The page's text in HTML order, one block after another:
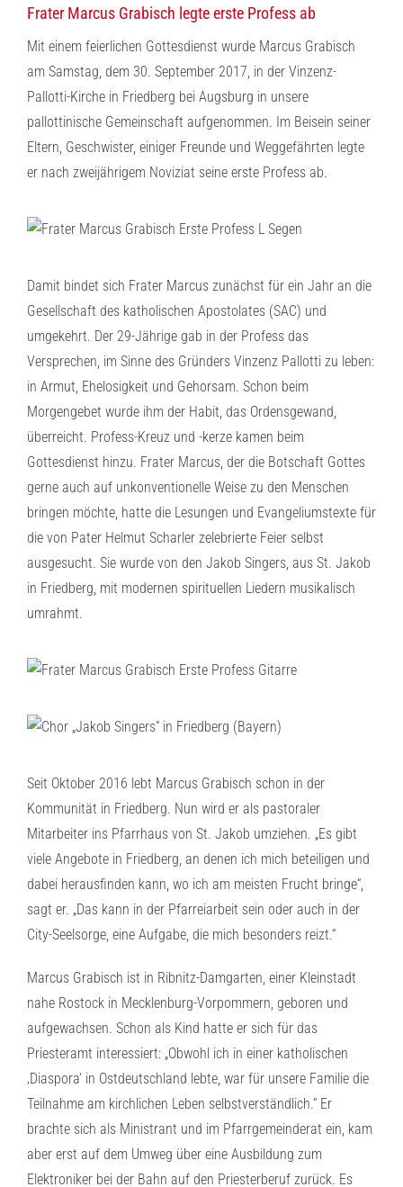
Frater Marcus Grabisch legte erste Profess ab
Mit einem feierlichen Gottesdienst wurde Marcus Grabisch
am Samstag, dem 30. September 2017, in der Vinzenz-
Pallotti-Kirche in Friedberg bei Augsburg in unsere
pallottinische Gemeinschaft aufgenommen. Im Beisein seiner
Eltern, Geschwister, einiger Freunde und Weggefährten legte
er nach zweijährigem Noviziat seine erste Profess ab.
Damit bindet sich Frater Marcus zunächst für ein Jahr an die
Gesellschaft des katholischen Apostolates (SAC) und
umgekehrt. Der 29-Jährige gab in der Profess das
Versprechen, im Sinne des Gründers Vinzenz Pallotti zu leben:
in Armut, Ehelosigkeit und Gehorsam. Schon beim
Morgengebet wurde ihm der Habit, das Ordensgewand,
überreicht. Profess-Kreuz und -kerze kamen beim
Gottesdienst hinzu. Frater Marcus, der die Botschaft Gottes
gerne auch auf unkonventionelle Weise zu den Menschen
bringen möchte, hatte die Lesungen und Evangeliumstexte für
die von Pater Helmut Scharler zelebrierte Feier selbst
ausgesucht. Sie wurde von den Jakob Singers, aus St. Jakob
in Friedberg, mit modernen spirituellen Liedern musikalisch
umrahmt.
Seit Oktober 2016 lebt Marcus Grabisch schon in der
Kommunität in Friedberg. Nun wird er als pastoraler
Mitarbeiter ins Pfarrhaus von St. Jakob umziehen. „Es gibt
viele Angebote in Friedberg, an denen ich mich beteiligen und
dabei herausfinden kann, wo ich am meisten Frucht bringe“,
sagt er. „Das kann in der Pfarreiarbeit sein oder auch in der
City-Seelsorge, eine Aufgabe, die mich besonders reizt.“
Marcus Grabisch ist in Ribnitz-Damgarten, einer Kleinstadt
nahe Rostock in Mecklenburg-Vorpommern, geboren und
aufgewachsen. Schon als Kind hatte er sich für das
Priesteramt interessiert: „Obwohl ich in einer katholischen
‚Diaspora‘ in Ostdeutschland lebte, war für unsere Familie die
Teilnahme am kirchlichen Leben selbstverständlich.“ Er
brachte sich als Ministrant und im Pfarrgemeinderat ein, kam
aber erst auf dem Umweg über eine Ausbildung zum
Elektroniker bei der Bahn auf den Priesterberuf zurück. Es